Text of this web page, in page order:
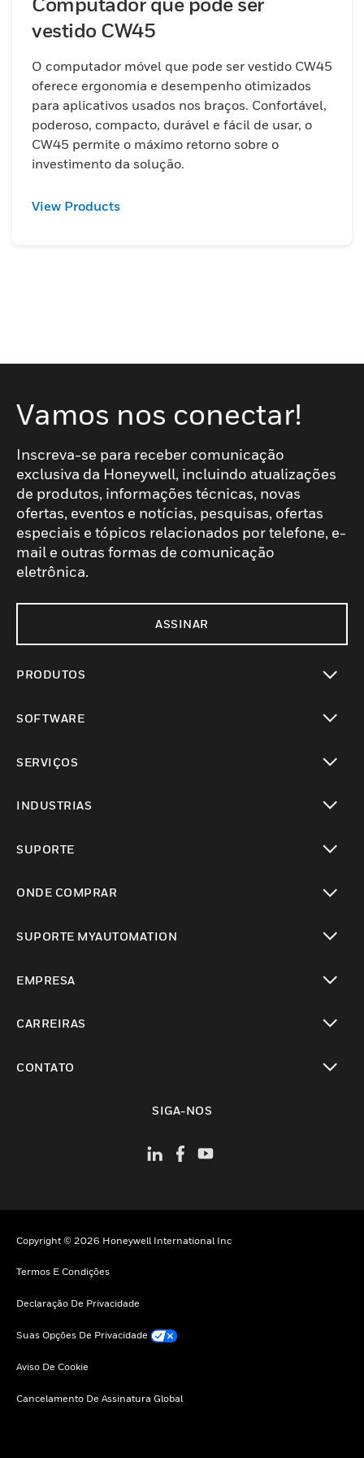
vestido CW45
O computador móvel que pode ser vestido CW45
oferece ergonomia e desempenho otimizados
para aplicativos usados nos braços. Confortável,
poderoso, compacto, durável e fácil de usar, o
CW45 permite o máximo retorno sobre o
investimento da solução.
View Products
Vamos nos conectar!
Inscreva-se para receber comunicação
exclusiva da Honeywell, incluindo atualizações
de produtos, informações técnicas, novas
ofertas, eventos e notícias, pesquisas, ofertas
especiais e tópicos relacionados por telefone, e-
mail e outras formas de comunicação
eletrônica.
ASSINAR
PRODUTOS
SOFTWARE
SERVIÇOS
INDUSTRIAS
SUPORTE
ONDE COMPRAR
SUPORTE MYAUTOMATION
EMPRESA
CARREIRAS
CONTATO
SIGA-NOS
Copyright © 2026 Honeywell International Inc
Termos E Condições
Declaração De Privacidade
Suas Opções De Privacidade
Aviso De Cookie
Cancelamento De Assinatura Global